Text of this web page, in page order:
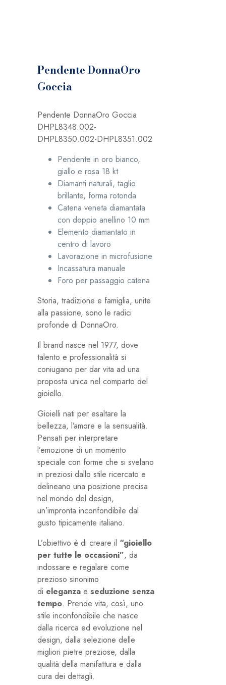
Pendente DonnaOro
Goccia
Pendente DonnaOro Goccia
DHPL8348.002-
DHPL8350.002-DHPL8351.002
Pendente in oro bianco,
giallo e rosa 18 kt
Diamanti naturali, taglio
brillante, forma rotonda
Catena veneta diamantata
con doppio anellino 10 mm
Elemento diamantato in
centro di lavoro
Lavorazione in microfusione
Incassatura manuale
Foro per passaggio catena
Storia, tradizione e famiglia, unite
alla passione, sono le radici
profonde di DonnaOro.
Il brand nasce nel 1977, dove
talento e professionalità si
coniugano per dar vita ad una
proposta unica nel comparto del
gioiello.
Gioielli nati per esaltare la
bellezza, l’amore e la sensualità.
Pensati per interpretare
l’emozione di un momento
speciale con forme che si svelano
in preziosi dallo stile ricercato e
delineano una posizione precisa
nel mondo del design,
un’impronta inconfondibile dal
gusto tipicamente italiano.
L’obiettivo è di creare il “gioiello
per tutte le occasioni”, da
indossare e regalare come
prezioso sinonimo
di eleganza e seduzione senza
tempo. Prende vita, così, uno
stile inconfondibile che nasce
dalla ricerca ed evoluzione nel
design, dalla selezione delle
migliori pietre preziose, dalla
qualità della manifattura e dalla
cura dei dettagli.